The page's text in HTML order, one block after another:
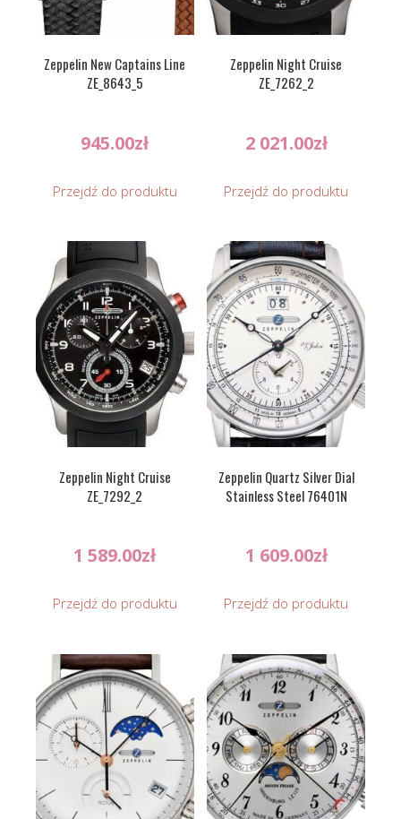
Zeppelin New Captains Line
ZE_8643_5
945.00zł
Przejdź do produktu
Zeppelin Night Cruise
ZE_7262_2
2 021.00zł
Przejdź do produktu
Zeppelin Night Cruise
ZE_7292_2
1 589.00zł
Przejdź do produktu
Zeppelin Quartz Silver Dial
Stainless Steel 76401N
1 609.00zł
Przejdź do produktu